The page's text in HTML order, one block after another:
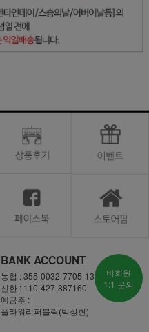
BANK ACCOUNT
농협 : 355-0032-7705-13
신한 : 110-427-887160
예금주 :
플라워리퍼블릭(박상현)
비회원
1:1 문의